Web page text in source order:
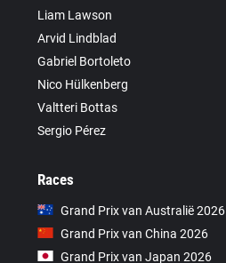
Liam Lawson
Arvid Lindblad
Gabriel Bortoleto
Nico Hülkenberg
Valtteri Bottas
Sergio Pérez
Races
Grand Prix van Australië 2026
Grand Prix van China 2026
Grand Prix van Japan 2026